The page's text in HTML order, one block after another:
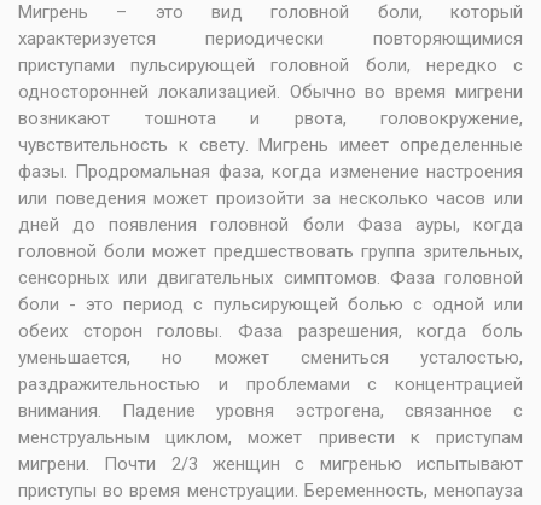
Мигрень – это вид головной боли, который
характеризуется периодически повторяющимися
приступами пульсирующей головной боли, нередко с
односторонней локализацией. Обычно во время мигрени
возникают тошнота и рвота, головокружение,
чувствительность к свету. Мигрень имеет определенные
фазы. Продромальная фаза, когда изменение настроения
или поведения может произойти за несколько часов или
дней до появления головной боли Фаза ауры, когда
головной боли может предшествовать группа зрительных,
сенсорных или двигательных симптомов. Фаза головной
боли - это период с пульсирующей болью с одной или
обеих сторон головы. Фаза разрешения, когда боль
уменьшается, но может смениться усталостью,
раздражительностью и проблемами с концентрацией
внимания. Падение уровня эстрогена, связанное с
менструальным циклом, может привести к приступам
мигрени. Почти 2/3 женщин с мигренью испытывают
приступы во время менструации. Беременность, менопауза